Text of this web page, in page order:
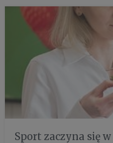
Sport zaczyna się